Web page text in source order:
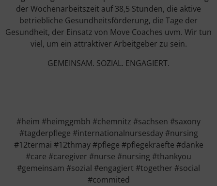
der Wochenarbeitszeit auf 38,5 Stunden, die aktive
betriebliche Gesundheitsförderung, die Tage der
Gesundheit, der Einsatz von Move Coaches uvm. Wir tun
viel, um ein attraktiver Arbeitgeber zu sein.
GEMEINSAM. SOZIAL. ENGAGIERT.
#heim #heimggmbh #chemnitz #sachsen #saxony
#tagderpflege #internationalnursesday #nursing
#12termai #12thmay #pflege #pflegekraefte #danke
#care #caregiver #nurse #nursing #thankyou
#gemeinsam #sozial #engagiert #together #social
#commited